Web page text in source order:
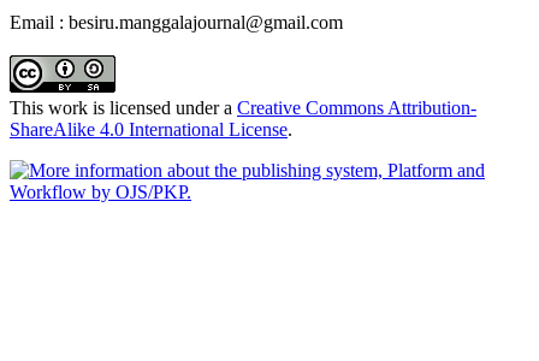
Email : besiru.manggalajournal@gmail.com
This work is licensed under a Creative Commons Attribution-
ShareAlike 4.0 International License.